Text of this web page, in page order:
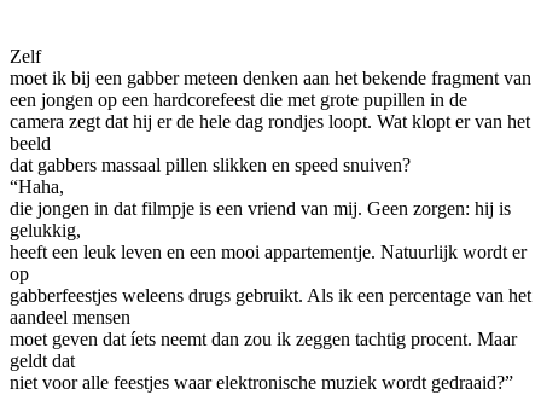
Zelf
moet ik bij een gabber meteen denken aan het bekende fragment van
een jongen op een hardcorefeest die met grote pupillen in de
camera zegt dat hij er de hele dag rondjes loopt. Wat klopt er van het
beeld
dat gabbers massaal pillen slikken en speed snuiven?
“Haha,
die jongen in dat filmpje is een vriend van mij. Geen zorgen: hij is
gelukkig,
heeft een leuk leven en een mooi appartementje. Natuurlijk wordt er
op
gabberfeestjes weleens drugs gebruikt. Als ik een percentage van het
aandeel mensen
moet geven dat íets neemt dan zou ik zeggen tachtig procent. Maar
geldt dat
niet voor alle feestjes waar elektronische muziek wordt gedraaid?”